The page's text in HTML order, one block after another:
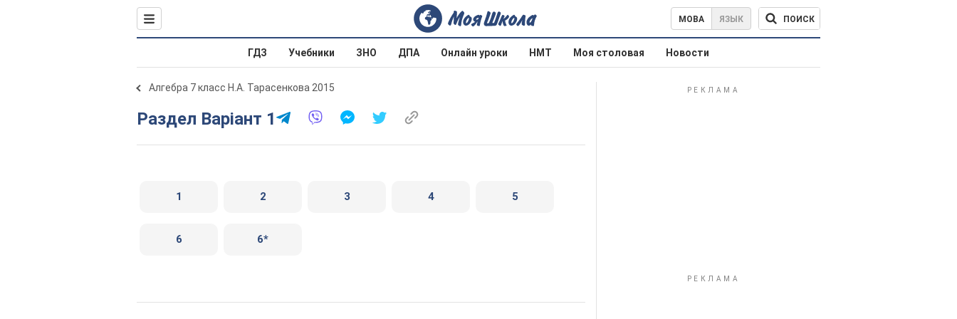
МОВА ЯЗЫК ПОИСК
ГДЗ Учебники ЗНО ДПА Онлайн уроки НМТ Моя столовая Новости
Алгебра 7 класс Н.А. Тарасенкова 2015
Раздел Варіант 1
1 2 3 4 5
6 6*